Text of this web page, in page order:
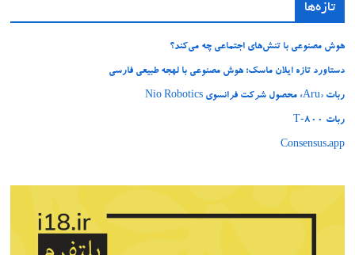
تازه‌ها
هوش مصنوعی با تنش‌های اجتماعی چه می‌کند؟
دستاورد تازه ایلان ماسک؛ هوش مصنوعی با لهجه طبیعی فارسی
ربات «Aru» محصول شرکت فرانسوی Nio Robotics
ربات T‑800
Consensus.app